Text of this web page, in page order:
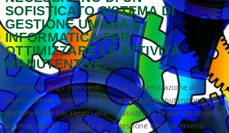
SOFISTICATO SISTEMA DI
GESTIONE UMANA E
INFORMATICA PER
OTTIMIZZARE LE ATTIVITÀ
MANUTENTIVE.
La gestione degli interventi
tecnici riveste un’importanza
fondamentale nei servizi alle
aziende, poiché consente di
cui l’organizzazione delle
attività di manutenzione e
assistenza, la pianificazione e
gestione degli interventi